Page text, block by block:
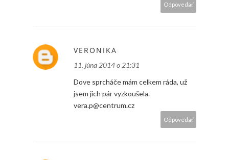
Odpovedať
VERONIKA
11. júna 2014 o 21:31
Dove sprcháče mám celkem ráda, už
jsem jich pár vyzkoušela.
vera.p@centrum.cz
Odpovedať